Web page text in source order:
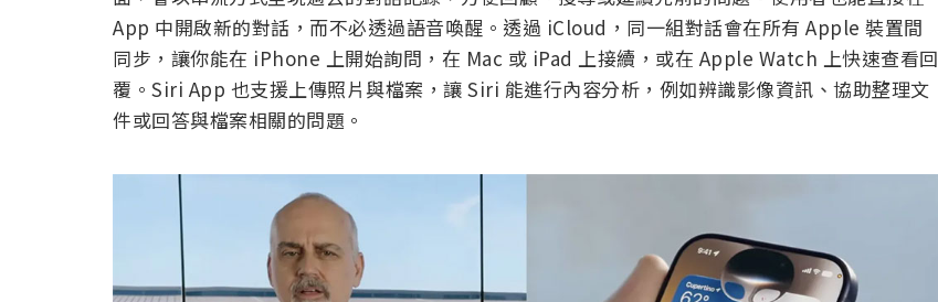
App 中開啟新的對話，而不必透過語音喚醒。透過 iCloud，同一組對話會在所有 Apple 裝置間
同步，讓你能在 iPhone 上開始詢問，在 Mac 或 iPad 上接續，或在 Apple Watch 上快速查看回
覆。Siri App 也支援上傳照片與檔案，讓 Siri 能進行內容分析，例如辨識影像資訊、協助整理文
件或回答與檔案相關的問題。